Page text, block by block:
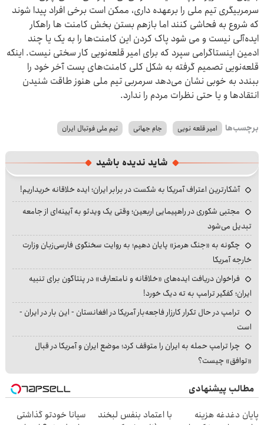
سرمربیگری تیم ملی را برعهده داری، ممکن است برخی افراد پیدا ‌شوند
که شروع به فحاشی ‌کنند اما بازهم بستن بخش کامنت ها راهکار
ایده‌آلی نیست و می شود پاک کردن این کامنت‌ها را به یک یا چند
ادمین اینستاگرامی سپرد که برای امیر قلعه‌نویی کار سختی نیست. اینکه
قلعه‌نویی تصمیم گرفته به شکل کلی کامنت‌های پست آخر خود را
ببندد به خوبی نشان می‌دهد سرمربی تیم ملی هنوز طاقت شنیدن
انتقادها و یا حتی نظرات مردم را ندارد.
برچسب‌ها امیر قلعه نویی جام جهانی تیم ملی فوتبال ایران
شاید ندیده باشید
آشکارترین اعتراف آمریکا به شکست در برابر ایران؛ ایده خلاقانه خریداریم!
مجتبی شکوری در راهپیمایی اربعین؛ وقتی یک ویدئو به آیینه‌ای از جامعه
تبدیل می‌شود
چگونه به «جنگ هرمز» پایان دهیم؛ به روایت سخنگوی فارسی‌زبان وزارت
خارجه آمریکا
فراخوان دریافت ایده‌های «خلاقانه و نامتعارف» در پنتاگون برای تنبیه
ایران؛ کفگیر ترامپ به ته دیگ خورد!
ترامپ در حال تکرار کارزار فاجعه‌بار آمریکا در افغانستان - این بار در ایران -
است
چرا ترامپ حمله به ایران را متوقف کرد؛ موضع ایران و آمریکا در قبال
«توافق» چیست؟
مطالب پیشنهادی
پایان دغدغه هزینه
با اعتماد بنفس لبخند
سیانا خودتو گذاشتی